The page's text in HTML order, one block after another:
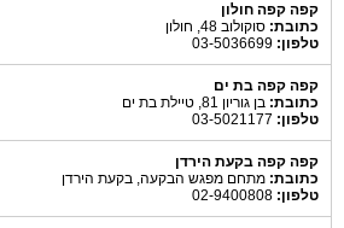
קפה קפה חולון
כתובת: סוקולוב 48, חולון
טלפון:
קפה קפה בת ים
כתובת: בן גוריון 81, טיילת בת ים
טלפון:
קפה קפה בקעת הירדן
כתובת: מתחם מפגש הבקעה, בקעת הירדן
טלפון: